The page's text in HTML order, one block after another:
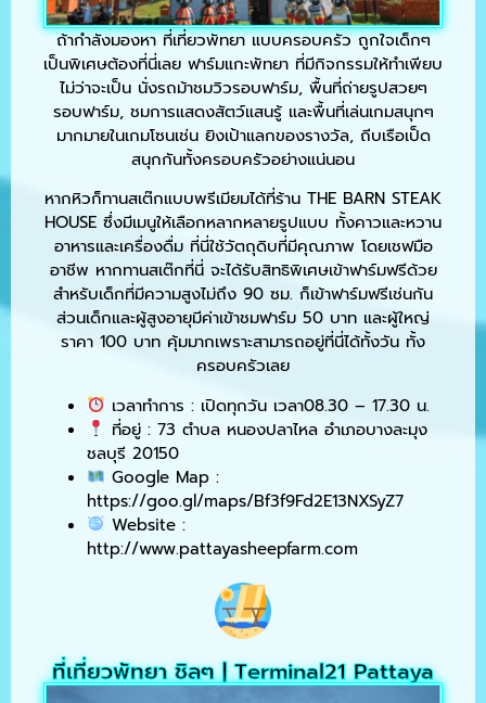
ถ้ากำลังมองหา ที่เที่ยวพัทยา แบบครอบครัว ถูกใจเด็กๆ
เป็นพิเศษต้องที่นี่เลย ฟาร์มแกะพัทยา ที่มีกิจกรรมให้ทำเพียบ
ไม่ว่าจะเป็น นั่งรถม้าชมวิวรอบฟาร์ม, พื้นที่ถ่ายรูปสวยๆ
รอบฟาร์ม, ชมการแสดงสัตว์แสนรู้ และพื้นที่เล่นเกมสนุกๆ
มากมายในเกมโซนเช่น ยิงเป้าแลกของรางวัล, ถีบเรือเป็ด
สนุกกันทั้งครอบครัวอย่างแน่นอน
หากหิวก็ทานสเต๊กแบบพรีเมียมได้ที่ร้าน THE BARN STEAK
HOUSE ซึ่งมีเมนูให้เลือกหลากหลายรูปแบบ ทั้งคาวและหวาน
อาหารและเครื่องดื่ม ที่นี่ใช้วัตถุดิบที่มีคุณภาพ โดยเชฟมือ
อาชีพ หากทานสเต๊กที่นี่ จะได้รับสิทธิพิเศษเข้าฟาร์มฟรีด้วย
สำหรับเด็กที่มีความสูงไม่ถึง 90 ซม. ก็เข้าฟาร์มฟรีเช่นกัน
ส่วนเด็กและผู้สูงอายุมีค่าเข้าชมฟาร์ม 50 บาท และผู้ใหญ่
ราคา 100 บาท คุ้มมากเพราะสามารถอยู่ที่นี่ได้ทั้งวัน ทั้ง
ครอบครัวเลย
เวลาทำการ : เปิดทุกวัน เวลา08.30 – 17.30 น.
ที่อยู่ : 73 ตำบล หนองปลาไหล อำเภอบางละมุง
ชลบุรี 20150
Google Map :
https://goo.gl/maps/Bf3f9Fd2E13NXSyZ7
Website :
http://www.pattayasheepfarm.com
ที่เที่ยวพัทยา ชิลๆ | Terminal21 Pattaya